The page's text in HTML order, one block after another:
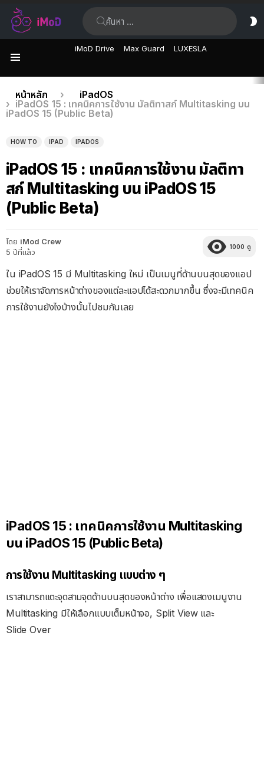
iMoD Drive Max Guard LUXESLA
เรื่อง
ล่าสุด
คุณอยู่ที่นี่:
หน้าหลัก
iPadOS
iPadOS 15 : เทคนิคการใช้งาน มัลติทาสก์ Multitasking บน
iPadOS 15 (Public Beta)
HOW TO IPAD IPADOS
iPadOS 15 : เทคนิคการใช้งาน มัลติทา
สก์ Multitasking บน iPadOS 15
(Public Beta)
โดย iMod Crew
5 ปีที่แล้ว
1000 ดู
ใน iPadOS 15 มี Multitasking ใหม่ เป็นเมนูที่ด้านบนสุดของแอป
ช่วยให้เราจัดการหน้าต่างของแต่ละแอปได้สะดวกมากขึ้น ซึ่งจะมีเทคนิค
การใช้งานยังไงบ้างนั้นไปชมกันเลย
iPadOS 15 : เทคนิคการใช้งาน Multitasking
บน iPadOS 15 (Public Beta)
การใช้งาน Multitasking แบบต่าง ๆ
เราสามารถแตะจุดสามจุดด้านบนสุดของหน้าต่าง เพื่อแสดงเมนูงาน
Multitasking มีให้เลือกแบบเต็มหน้าจอ, Split View และ
Slide Over